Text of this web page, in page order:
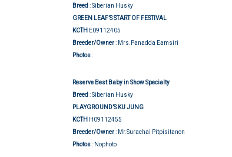
Breed : Siberian Husky
GREEN LEAF’S START OF FESTIVAL
KCTH E09112405
Breeder/Owner: Mrs.Panadda Eamsiri
Photos:
Reserve Best Baby in Show Specialty
Breed : Siberian Husky
PLAYGROUND’S KU JUNG
KCTH H09112455
Breeder/Owner: Mr.Surachai Pitpisitanon
Photos: Nophoto